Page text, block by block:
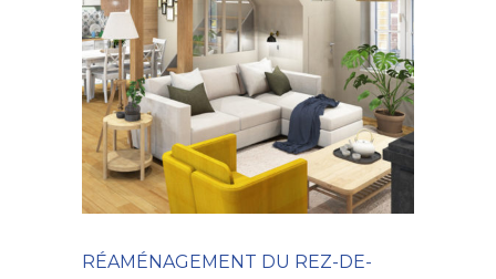
RÉAMÉNAGEMENT DU REZ-DE-